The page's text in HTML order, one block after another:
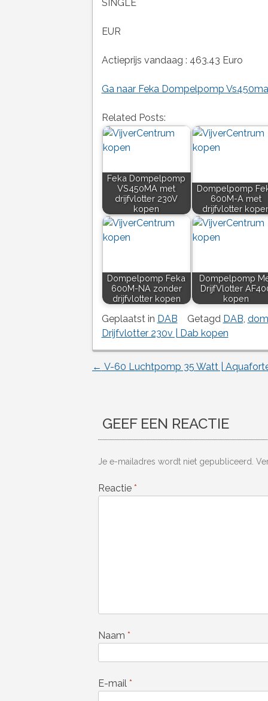
SINGLE
EUR
Actieprijs vandaag : 463.43 Euro
Ga naar Feka Dompelpomp
Related Posts:
Feka Dompelpomp
VS450MA met
drijfvlotter 230V
kopen
Dompelpomp
600M-A met
drijfvlotter
Dompelpomp Feka
600M-NA zonder
drijfvlotter kopen
Dompelpomp
DrijfVlotter
kopen
Geplaatst in DAB Getagd DAB,
Drijfvlotter 230v | Dab kopen
Berichtnavigatie
← V-60 Luchtpomp 35 Watt |
GEEF EEN REACTIE
Je e-mailadres wordt niet gepubliceerd.
Reactie *
Naam *
E-mail *